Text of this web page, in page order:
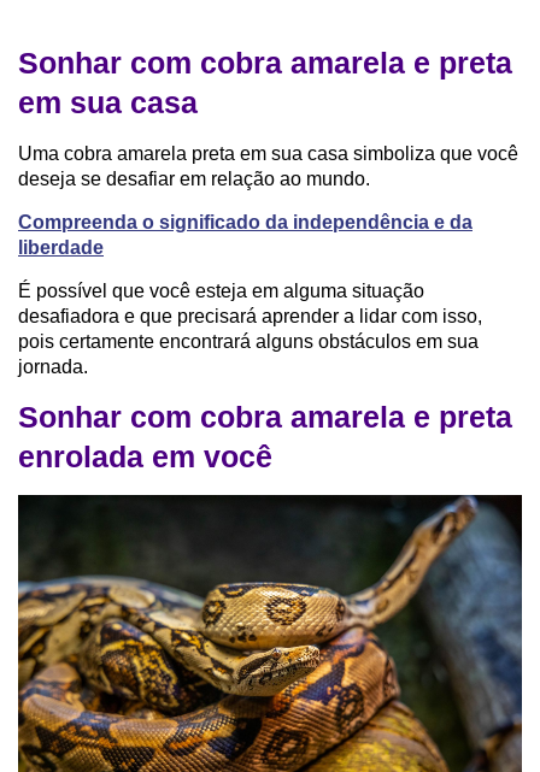
Sonhar com cobra amarela e preta
em sua casa
Uma cobra amarela preta em sua casa simboliza que você
deseja se desafiar em relação ao mundo.
Compreenda o significado da independência e da
liberdade
É possível que você esteja em alguma situação
desafiadora e que precisará aprender a lidar com isso,
pois certamente encontrará alguns obstáculos em sua
jornada.
Sonhar com cobra amarela e preta
enrolada em você